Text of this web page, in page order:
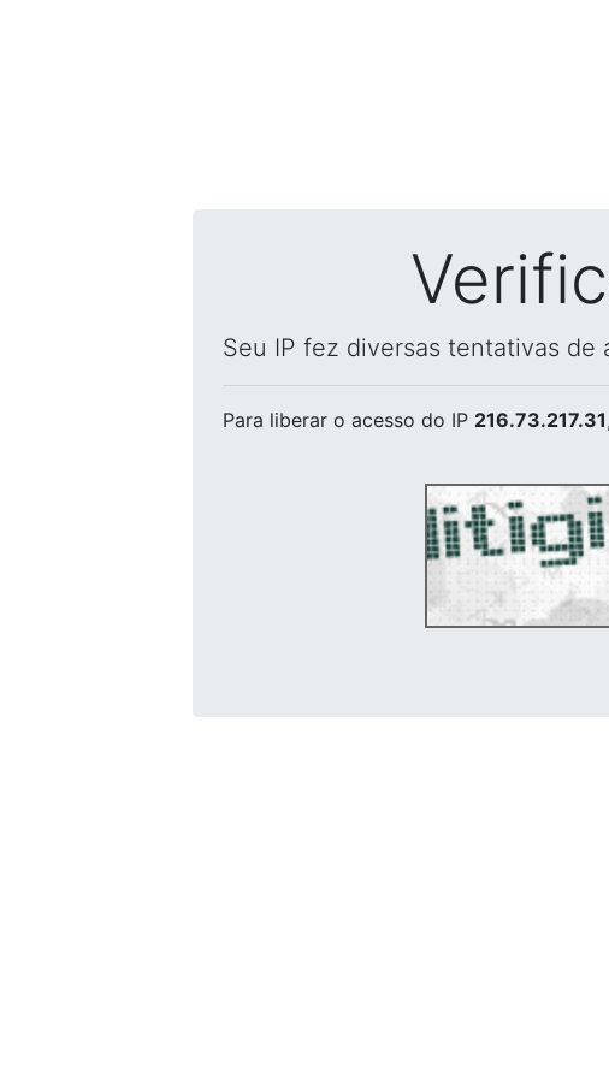
Seu IP fez diversas tentativas de
Para liberar o acesso do IP 216.73.217.31